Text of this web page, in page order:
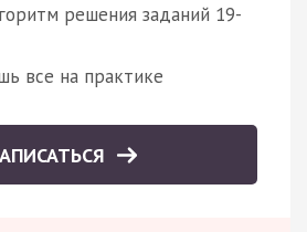
решения заданий 19-
все на практике